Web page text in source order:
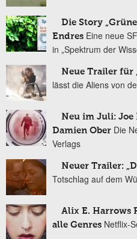
Die Story
Endres Eine neue
in „Spektrum der
Neue Trailer für
lässt die Aliens von
Neu im Juli: Joe
Damien Ober Die
Verlags
Neuer Trailer:
Totschlag auf dem
Alix E. Harrows
alle Genres Netflix-